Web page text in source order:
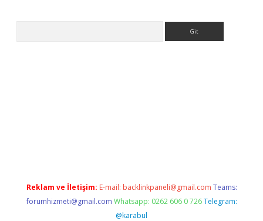
Reklam ve İletişim: E-mail: backlinkpaneli@gmail.com Teams:
forumhizmeti@gmail.com Whatsapp: 0262 606 0 726 Telegram:
@karabul